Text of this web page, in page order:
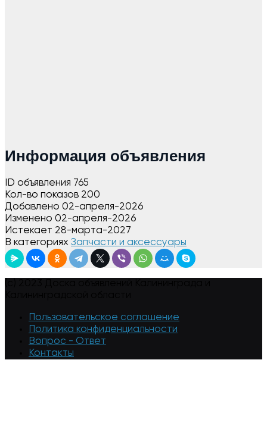
Информация объявления
ID объявления 765
Кол-во показов 200
Добавлено 02-апреля-2026
Изменено 02-апреля-2026
Истекает 28-марта-2027
В категориях Запчасти и аксессуары
Пользовательское соглашение
Политика конфиденциальности
Вопрос - Ответ
Контакты